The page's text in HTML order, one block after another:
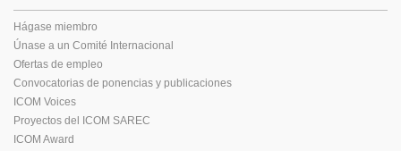
Hágase miembro
Únase a un Comité Internacional
Ofertas de empleo
Convocatorias de ponencias y publicaciones
ICOM Voices
Proyectos del ICOM SAREC
ICOM Award